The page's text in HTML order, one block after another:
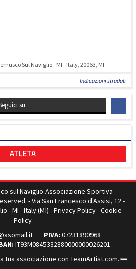
Sul Naviglio - MI - Italy, 20063, MI
Indicazioni stradali
su:
ATLETA
sul Naviglio Associazione Sportiva
- Via San Francesco d'Assisi, 12 -
- MI - Italy (MI) -Privacy Policy-Cookie
Policy
PIVA: 07231890968
IT93M0845332880000000026201
tua associazione con TeamArtist.com.